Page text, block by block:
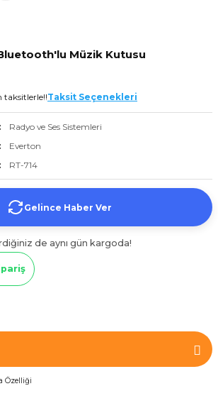
Müzik Kutusu
taksitlerle!!Taksit Seçenekleri
Radyo ve Ses Sistemleri
Everton
RT-714
Gelince Haber Ver
de aynı gün kargoda!
Özelliği